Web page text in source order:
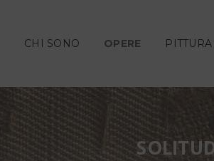
CHI SONO OPERE PITTURA